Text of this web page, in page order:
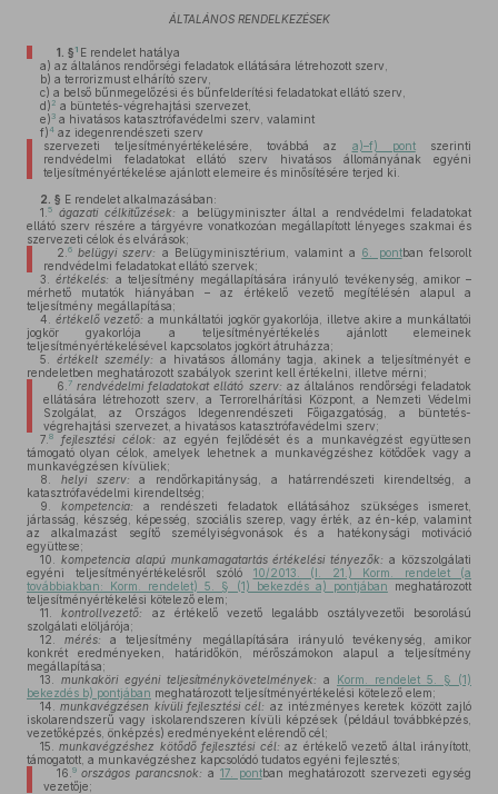
ÁLTALÁNOS RENDELKEZÉSEK
1. § 1 E rendelet hatálya
a) az általános rendőrségi feladatok ellátására létrehozott szerv,
b) a terrorizmust elhárító szerv,
c) a belső bűnmegelőzési és bűnfelderítési feladatokat ellátó szerv,
d) 2 a büntetés-végrehajtási szervezet,
e) 3 a hivatásos katasztrófavédelmi szerv, valamint
f)4 az idegenrendészeti szerv
szervezeti teljesítményértékelésére, továbbá az a)–f) pontszerinti
rendvédelmi feladatokat ellátó szerv hivatásos állományának egyéni
teljesítményértékelése ajánlott elemeire és minősítésére terjed ki.
2. § E rendelet alkalmazásában:
1. 5 ágazati célkitűzések: a belügyminiszter által a rendvédelmi feladatokat
ellátó szerv részére a tárgyévre vonatkozóan megállapított lényeges szakmai és
szervezeti célok és elvárások;
2. 6 belügyi szerv: a Belügyminisztérium, valamint a 6. pontban felsorolt
rendvédelmi feladatokat ellátó szervek;
3.
értékelés: a teljesítmény megállapítására irányuló tevékenység, amikor –
mérhető mutatók hiányában – az értékelő vezető megítélésén alapul a
teljesítmény megállapítása;
4.
értékelő vezető: a munkáltatói jogkör gyakorlója, illetve akire a munkáltatói
jogkör gyakorlója a teljesítményértékelés ajánlott elemeinek
teljesítményértékelésével kapcsolatos jogkört átruházza;
5.
értékelt személy: a hivatásos állomány tagja, akinek a teljesítményét e
rendeletben meghatározott szabályok szerint kell értékelni, illetve mérni;
6. 7 rendvédelmi feladatokat ellátó szerv: az általános rendőrségi feladatok
ellátására létrehozott szerv, a Terrorelhárítási Központ, a Nemzeti Védelmi
Szolgálat, az Országos Idegenrendészeti Főigazgatóság, a büntetés-
végrehajtási szervezet, a hivatásos katasztrófavédelmi szerv;
7. 8 fejlesztési célok: az egyén fejlődését és a munkavégzést együttesen
támogató olyan célok, amelyek lehetnek a munkavégzéshez kötődőek vagy a
munkavégzésen kívüliek;
8.
helyi szerv: a rendőrkapitányság, a határrendészeti kirendeltség, a
katasztrófavédelmi kirendeltség;
9.
kompetencia: a rendészeti feladatok ellátásához szükséges ismeret,
jártasság, készség, képesség, szociális szerep, vagy érték, az én-kép, valamint
az alkalmazást segítő személyiségvonások és a hatékonysági motiváció
együttese;
10.
kompetencia alapú munkamagatartás értékelési tényezők: a közszolgálati
egyéni teljesítményértékelésről szóló 10/2013. (I. 21.) Korm. rendelet (a
továbbiakban: Korm. rendelet) 5. § (1) bekezdés a) pontjában meghatározott
teljesítményértékelési kötelező elem;
11.
kontrollvezető:
az értékelő vezető legalább osztályvezetői besorolású
szolgálati elöljárója;
12.
mérés: a teljesítmény megállapítására irányuló tevékenység, amikor
konkrét eredményeken, határidőkön, mérőszámokon alapul a teljesítmény
megállapítása;
13.
munkaköri egyéni teljesítménykövetelmények: a Korm. rendelet 5. § (1)
bekezdés b) pontjában meghatározott teljesítményértékelési kötelező elem;
14.
munkavégzésen kívüli fejlesztési cél: az intézményes keretek között zajló
iskolarendszerű vagy iskolarendszeren kívüli képzések (például továbbképzés,
vezetőképzés, önképzés) eredményeként elérendő cél;
15.
munkavégzéshez kötődő fejlesztési cél: az értékelő vezető által irányított,
támogatott, a munkavégzéshez kapcsolódó tudatos egyéni fejlesztés;
16. 9 országos parancsnok: a 17. pontban meghatározott szervezeti egység
vezetője;